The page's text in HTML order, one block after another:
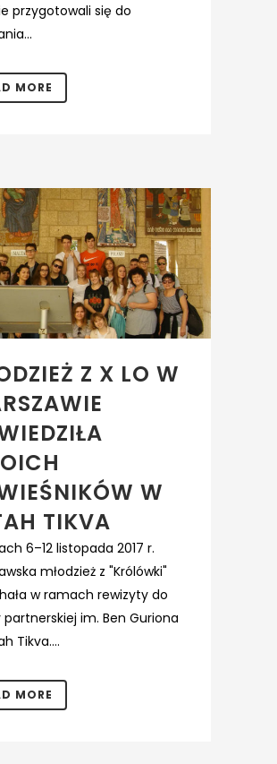
przygotowali się do
MORE
Z X LO W
W
TIKVA
6–12 listopada 2017 r.
młodzież z "Królówki"
w ramach rewizyty do
partnerskiej im. Ben Guriona
Tikva....
MORE